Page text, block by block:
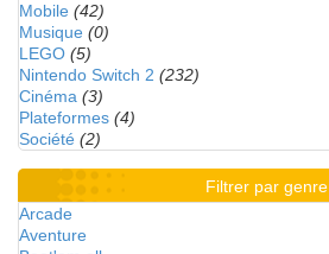
Mobile (42)
Musique (0)
LEGO (5)
Nintendo Switch 2 (232)
Cinéma (3)
Plateformes (4)
Société (2)
Filtrer par genre
Arcade
Aventure